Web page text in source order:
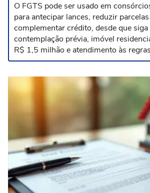
O FGTS pode ser usado em
para antecipar lances, reduzir
complementar crédito, desde que
contemplação prévia, imóvel
R$ 1,5 milhão e atendimento às